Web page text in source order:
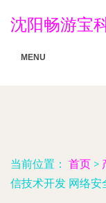
沈阳畅游宝
MENU
当前位置： 首页 >
信技术开发 网络